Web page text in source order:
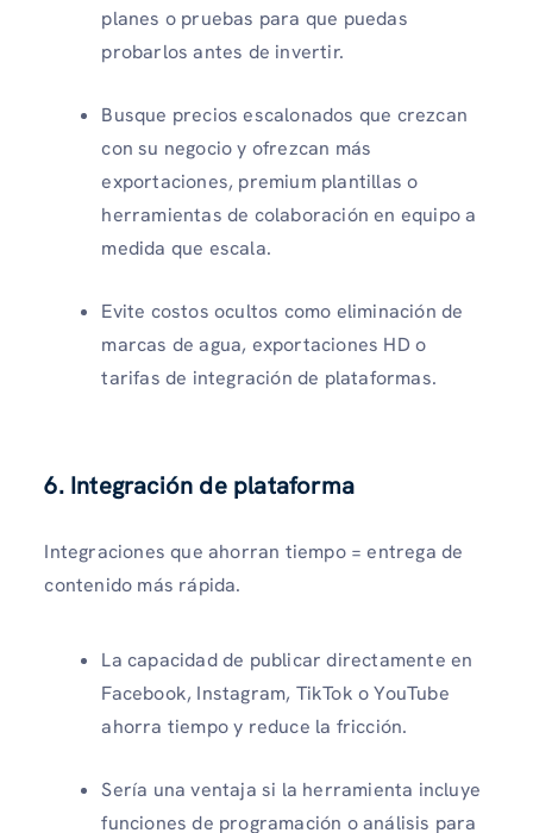
planes o pruebas para que puedas
probarlos antes de invertir.
Busque precios escalonados que crezcan
con su negocio y ofrezcan más
exportaciones, premium plantillas o
herramientas de colaboración en equipo a
medida que escala.
Evite costos ocultos como eliminación de
marcas de agua, exportaciones HD o
tarifas de integración de plataformas.
6. Integración de plataforma
Integraciones que ahorran tiempo = entrega de
contenido más rápida.
La capacidad de publicar directamente en
Facebook, Instagram, TikTok o YouTube
ahorra tiempo y reduce la fricción.
Sería una ventaja si la herramienta incluye
funciones de programación o análisis para